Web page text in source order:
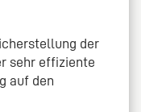
der
sehr effiziente
auf den